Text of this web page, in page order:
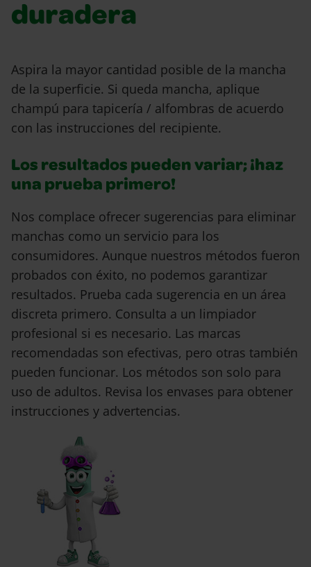
duradera
Aspira la mayor cantidad posible de la mancha
de la superficie. Si queda mancha, aplique
champú para tapicería / alfombras de acuerdo
con las instrucciones del recipiente.
Los resultados pueden variar; ¡haz
una prueba primero!
Nos complace ofrecer sugerencias para eliminar
manchas como un servicio para los
consumidores. Aunque nuestros métodos fueron
probados con éxito, no podemos garantizar
resultados. Prueba cada sugerencia en un área
discreta primero. Consulta a un limpiador
profesional si es necesario. Las marcas
recomendadas son efectivas, pero otras también
pueden funcionar. Los métodos son solo para
uso de adultos. Revisa los envases para obtener
instrucciones y advertencias.